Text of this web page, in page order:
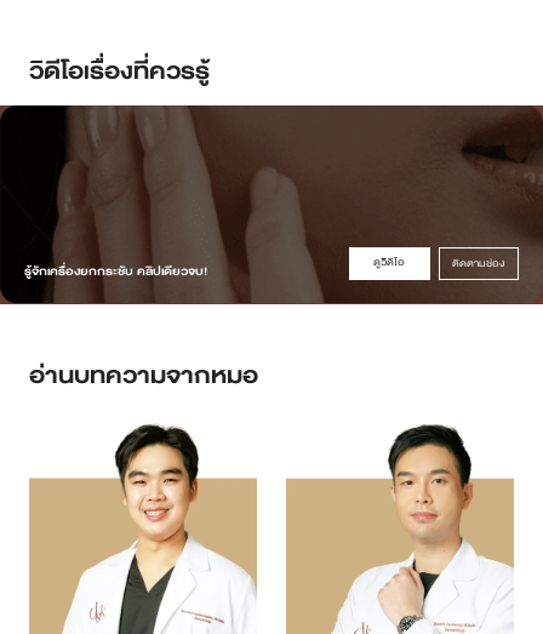
วิดีโอเรื่องที่ควรรู้
รู้จักเครื่องยกกระชับ คลิปเดียวจบ! ดูวิดิโอ ติดตามช่อง
อ่านบทความจากหมอ